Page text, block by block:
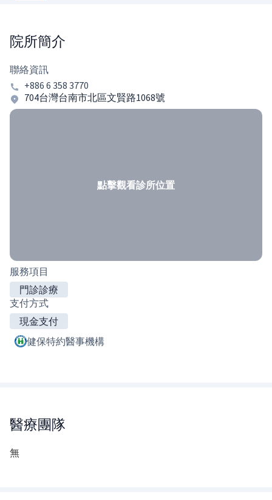
院所簡介
聯絡資訊
+886 6 358 3770
704台灣台南市北區文賢路1068號
點擊觀看診所位置
服務項目
門診診療
支付方式
現金支付
健保特約醫事機構
醫療團隊
無